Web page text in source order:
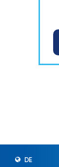
DE